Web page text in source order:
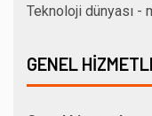
Teknoloji dünyası -
GENEL